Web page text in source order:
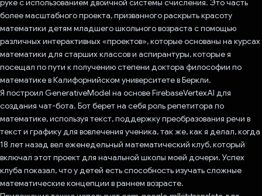
руке с использованием двоичной системы счисления. Это часть
более масштабного проекта, призванного раскрыть красоту
математики детям младшего школьного возраста с помощью
различных интерактивных «проектов», которые основаны на курсах
математики для старших классов и аспирантуры, которые я
посещал по пути к получению степени доктора философии по
математике в Калифорнийском университете в Беркли.
Я построил GenerativeModel на основе FirebaseVertexAI для
создания чат-бота. Бот берет на себя роль репетитора по
математике, используя текст, поддержку преобразования речи в
текст и графику для вовлечения ученика, так же, как я делал, когда
18 лет назад вел еженедельный математический клуб, который
включал этот проект для начальной школы моей дочери. Успех
клуба показал, что у детей есть способность изучать сложные
математические концепции в раннем возрасте.